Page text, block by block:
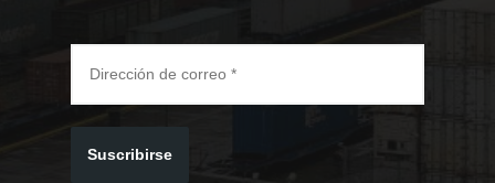
Suscribirse